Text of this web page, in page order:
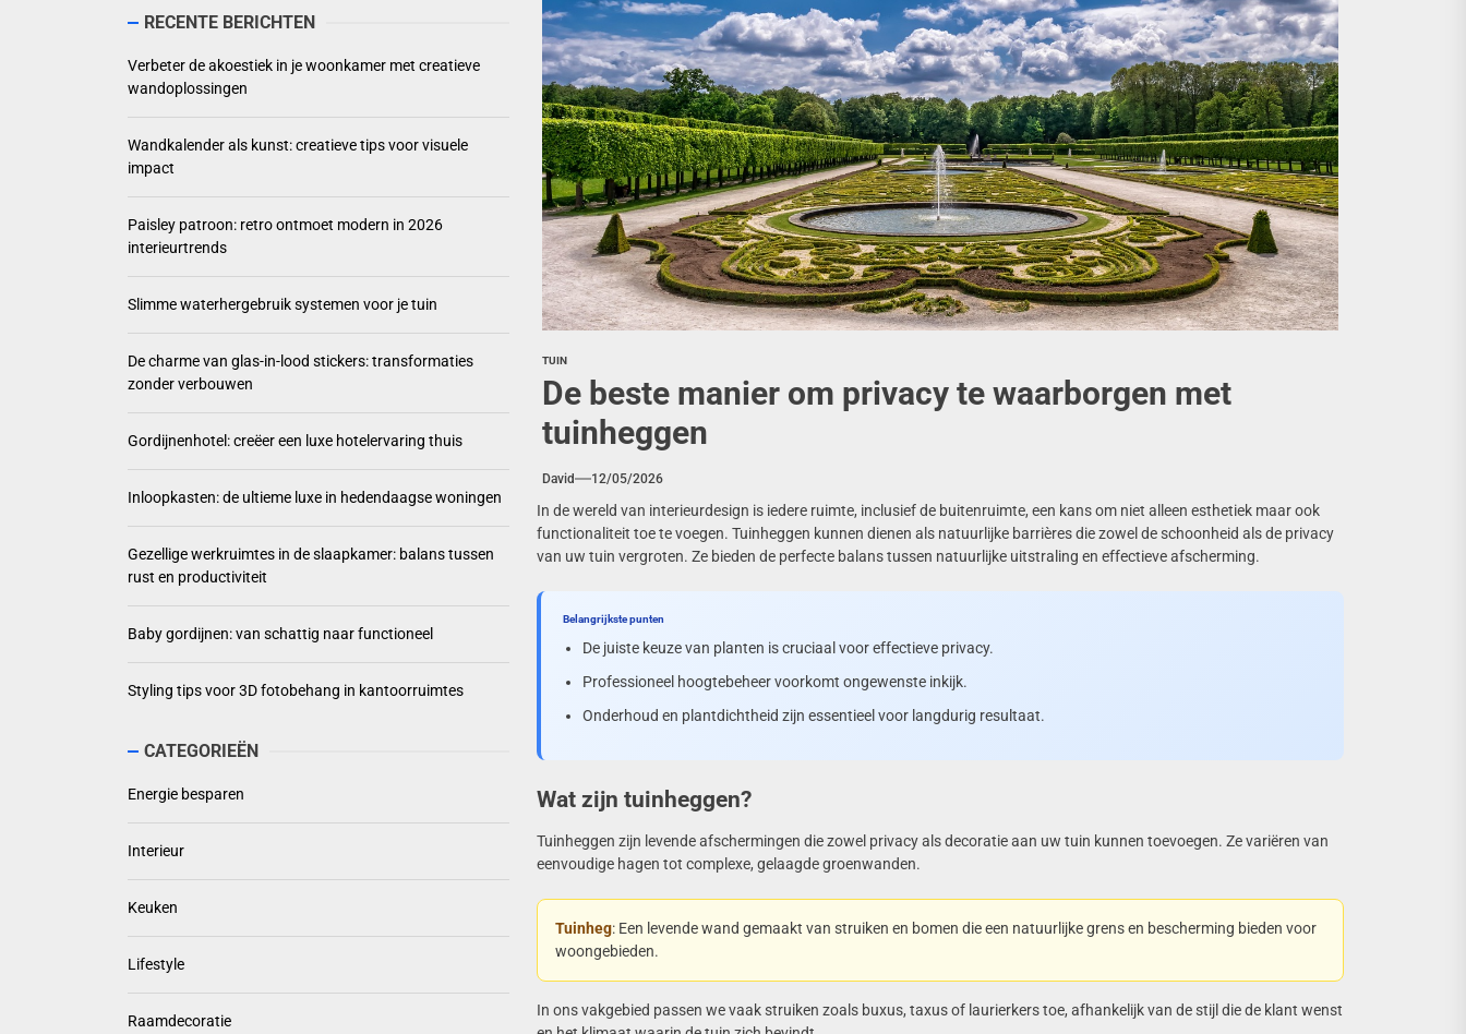
Wandkalender als kunst: creatieve tips voor visuele impact
Paisley patroon: retro ontmoet modern in 2026 interieurtrends
Slimme waterhergebruik systemen voor je tuin
De charme van glas-in-lood stickers: transformaties zonder verbouwen
TUIN
De beste manier om privacy te waarborgen met
tuinheggen
David 12/05/2026
In de wereld van interieurdesign is iedere ruimte, inclusief de buitenruimte, een kans om niet alleen esthetiek maar ook
functionaliteit toe te voegen. Tuinheggen kunnen dienen als natuurlijke barrières die zowel de schoonheid als de privacy
van uw tuin vergroten. Ze bieden de perfecte balans tussen natuurlijke uitstraling en effectieve afscherming.
Belangrijkste punten
De juiste keuze van planten is cruciaal voor effectieve privacy.
Professioneel hoogtebeheer voorkomt ongewenste inkijk.
Onderhoud en plantdichtheid zijn essentieel voor langdurig resultaat.
Wat zijn tuinheggen?
Tuinheggen zijn levende afschermingen die zowel privacy als decoratie aan uw tuin kunnen toevoegen. Ze variëren van
eenvoudige hagen tot complexe, gelaagde groenwanden.
Tuinheg: Een levende wand gemaakt van struiken en bomen die een natuurlijke grens en bescherming bieden voor
woongebieden.
In ons vakgebied passen we vaak struiken zoals buxus, taxus of laurierkers toe, afhankelijk van de stijl die de klant wenst
RECENTE BERICHTEN
Verbeter de akoestiek in je woonkamer met creatieve
wandoplossingen
Wandkalender als kunst: creatieve tips voor visuele
impact
Paisley patroon: retro ontmoet modern in 2026
interieurtrends
Slimme waterhergebruik systemen voor je tuin
De charme van glas-in-lood stickers: transformaties
zonder verbouwen
Gordijnenhotel: creëer een luxe hotelervaring thuis
Inloopkasten: de ultieme luxe in hedendaagse woningen
Gezellige werkruimtes in de slaapkamer: balans tussen
rust en productiviteit
Baby gordijnen: van schattig naar functioneel
Styling tips voor 3D fotobehang in kantoorruimtes
CATEGORIEËN
Energie besparen
Interieur
Keuken
Lifestyle
Raamdecoratie